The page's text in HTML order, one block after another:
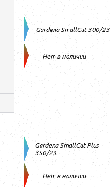
Gardena SmallCut 300/23
Нет в наличии
Gardena SmallCut Plus
350/23
Нет в наличии